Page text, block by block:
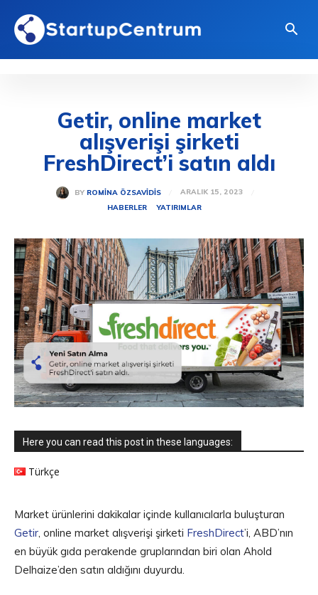
Getir, online market
alışverişi şirketi
FreshDirect’i satın aldı
BY ROMINA ÖZSAVIDIS
ARALIK 15, 2023
HABERLER
YATIRIMLAR
Here you can read this post in these languages:
Türkçe
Market ürünlerini dakikalar içinde kullanıcılarla buluşturan
Getir , online market alışverişi şirketi FreshDirect’i, ABD’nın
en büyük gıda perakende gruplarından biri olan Ahold
Delhaize’den satın aldığını duyurdu.